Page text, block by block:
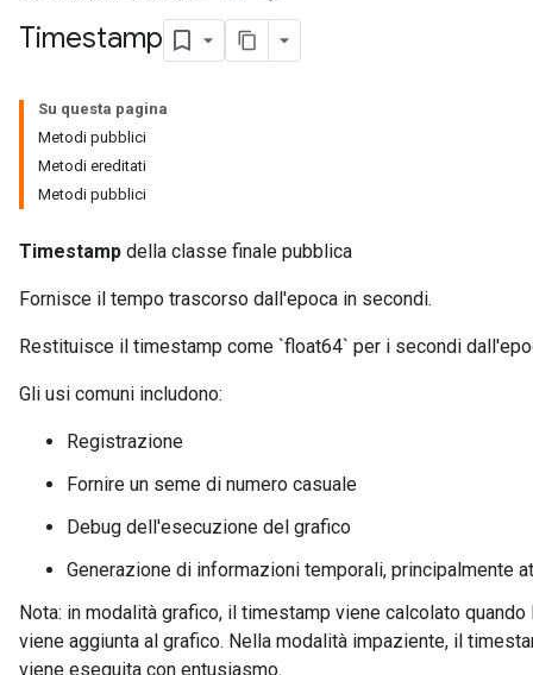
Timestamp
Su questa pagina
Metodi pubblici
Metodi ereditati
Metodi pubblici
Timestamp della classe finale pubblica
Fornisce il tempo trascorso dall'epoca in secondi.
Restituisce il timestamp come `float64` per i secondi
Gli usi comuni includono:
Registrazione
Fornire un seme di numero casuale
Debug dell'esecuzione del grafico
Generazione di informazioni temporali, principalmente
Nota: in modalità grafico, il timestamp viene calcolato
viene aggiunta al grafico. Nella modalità impaziente, il
viene eseguita con entusiasmo.